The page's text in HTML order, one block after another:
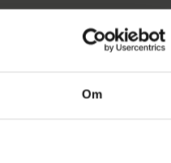
Om
i
dræber